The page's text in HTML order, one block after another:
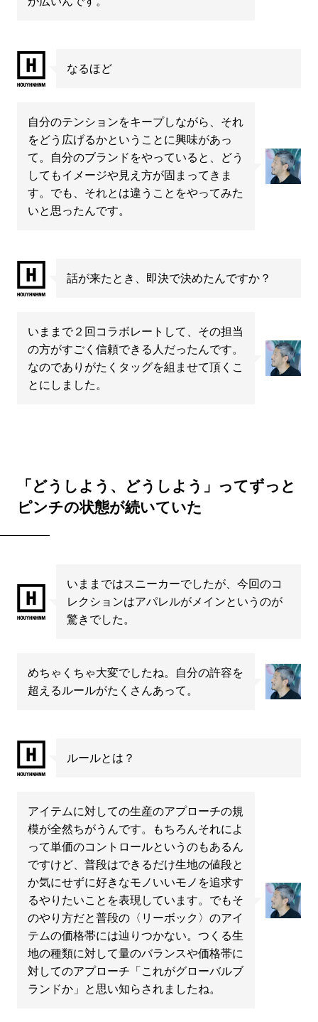
なるほど
自分のテンションをキープしながら、それ
をどう広げるかということに興味があっ
て。自分のブランドをやっていると、どう
してもイメージや見え方が固まってきま
す。でも、それとは違うことをやってみた
いと思ったんです。
話が来たとき、即決で決めたんですか？
いままで２回コラボレートして、その担当
の方がすごく信頼できる人だったんです。
なのでありがたくタッグを組ませて頂くこ
とにしました。
「どうしよう、どうしよう」ってずっと
ピンチの状態が続いていた
いままではスニーカーでしたが、今回のコ
レクションはアパレルがメインというのが
驚きでした。
めちゃくちゃ大変でしたね。自分の許容を
超えるルールがたくさんあって。
ルールとは？
アイテムに対しての生産のアプローチの規
模が全然ちがうんです。もちろんそれによ
って単価のコントロールというのもあるん
ですけど、普段はできるだけ生地の値段と
か気にせずに好きなモノいいモノを追求す
るやりたいことを表現しています。でもそ
のやり方だと普段の〈リーボック〉のアイ
テムの価格帯には辿りつかない。つくる生
地の種類に対して量のバランスや価格帯に
対してのアプローチ「これがグローバルブ
ランドか」と思い知らされましたね。